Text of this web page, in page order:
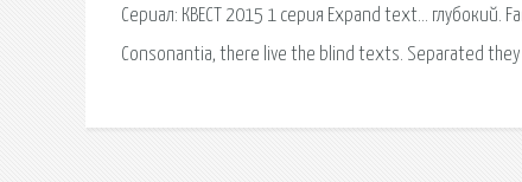
Сериал: КВЕСТ 2015 1 серия Expand text… глубокий.
Consonantia, there live the blind texts. Separated they